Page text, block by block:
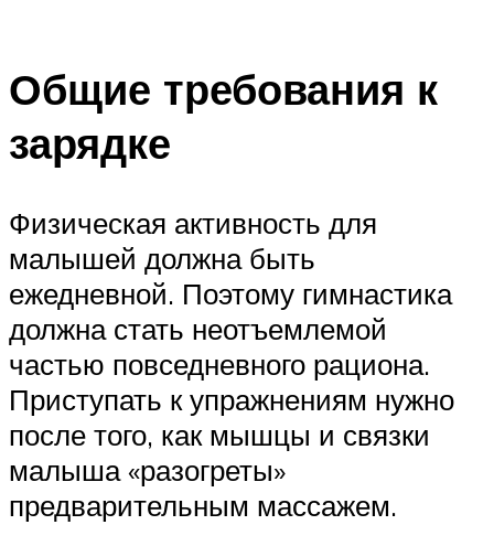
Общие требования к
зарядке
Физическая активность для
малышей должна быть
ежедневной. Поэтому гимнастика
должна стать неотъемлемой
частью повседневного рациона.
Приступать к упражнениям нужно
после того, как мышцы и связки
малыша «разогреты»
предварительным массажем.